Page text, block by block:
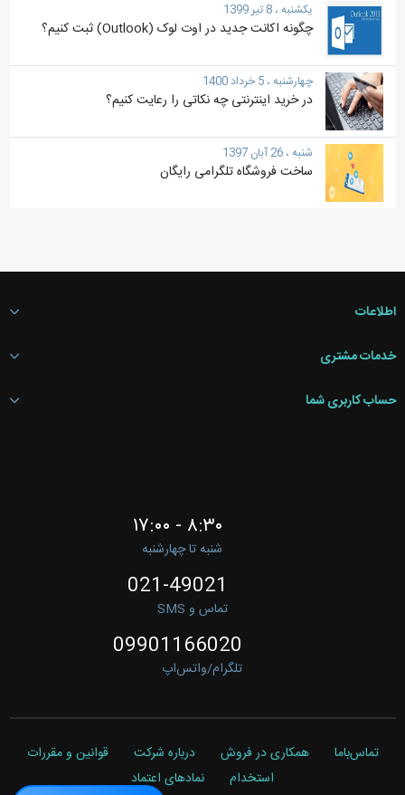
یکشنبه ، 8 تیر 1399
چگونه اکانت جدید در اوت لوک (Outlook) ثبت کنیم؟
چهارشنبه ، 5 خرداد 1400
در خرید اینترنتی چه نکاتی را رعایت کنیم؟
شنبه ، 26 آبان 1397
ساخت فروشگاه تلگرامی رایگان
اطلاعات
خدمات مشتری
حساب کاربری شما
۸:۳۰ - ۱۷:۰۰
شنبه تا چهارشنبه
021-49021
تماس و SMS
09901166020
تلگرام/واتس‌اپ
تماس‌باما همکاری در فروش درباره شرکت
قوانین و مقررات
استخدام
نمادهای اعتماد